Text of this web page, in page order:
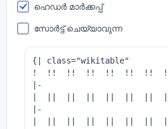
ഹെഡർ മാർക്കപ്പ്
സോർട്ട് ചെയ്യാവുന്ന